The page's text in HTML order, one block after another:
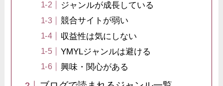
ジャンルが成長している
競合サイトが弱い
収益性は気にしない
YMYLジャンルは避ける
興味・関心がある